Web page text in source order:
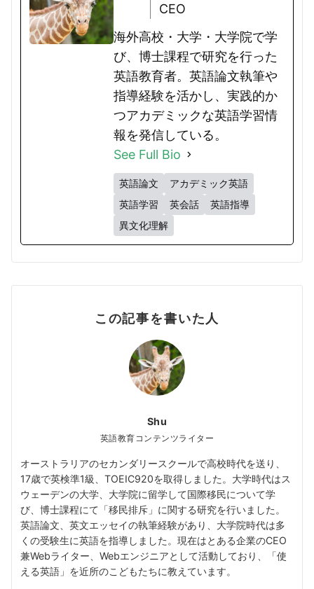
CEO
海外高校・大学・大学院で学
び、博士課程で研究を行った
英語教育者。英語論文執筆や
指導経験を活かし、実践的か
つアカデミックな英語学習情
報を発信している。
See Full Bio
英語論文
アカデミック英語
英語学習
英会話
英語指導
異文化理解
この記事を書いた人
Shu
英語教育コンテンツライター
オーストラリアのセカンダリースクールで高校時代を送り、
17歳で英検準1級、TOEIC920を取得しました。大学時代はス
ウェーデンの大学、大学院に留学して国際移民について学
び、博士課程にて「移民排斥」に関する研究を行いました。
英語論文、英文エッセイの執筆経験があり、大学院時代は多
くの受験生に英語を指導しました。現在はとある企業のCEO
兼Webライター、Webエンジニアとして活動しており、「使
える英語」を近所のこどもたちに教えています。